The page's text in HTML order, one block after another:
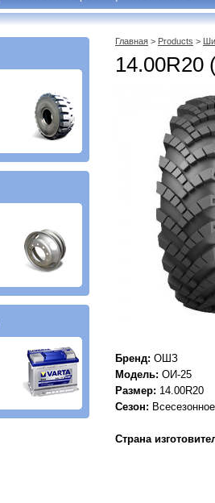
Главная > Products >
Бренд: ОШЗ
Модель: ОИ-25
Размер: 14.00R20
Сезон:
Страна